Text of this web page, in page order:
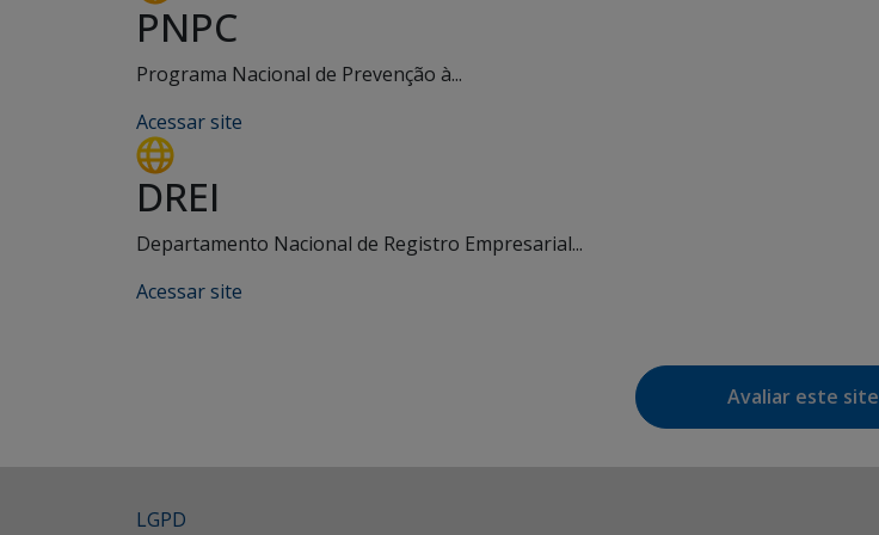
PNPC
Programa Nacional de Prevenção à...
Acessar site
DREI
Departamento Nacional de Registro Empresarial...
Acessar site
Avaliar este site
LGPD